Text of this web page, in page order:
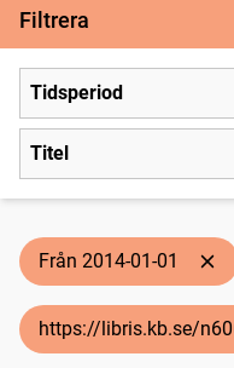
Filtrera
Tidsperiod
Titel
Från 2014-01-01
https://libris.kb.se/